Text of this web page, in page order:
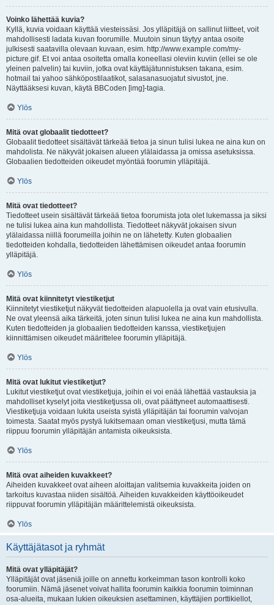
Voinko lähettää kuvia?
Kyllä, kuvia voidaan käyttää viesteissäsi. Jos ylläpitäjä on sallinut liitteet, voit
mahdollisesti ladata kuvan foorumille. Muutoin sinun täytyy antaa osoite
julkisesti saatavilla olevaan kuvaan, esim. http://www.example.com/my-
picture.gif. Et voi antaa osoitetta omalla koneellasi oleviin kuviin (ellei se ole
yleinen palvelin) tai kuviin, jotka ovat käyttäjätunnistuksen takana, esim.
hotmail tai yahoo sähköpostilaatikot, salasanasuojatut sivustot, jne.
Näyttääksesi kuvan, käytä BBCoden [img]-tagia.
Ylös
Mitä ovat globaalit tiedotteet?
Globaalit tiedotteet sisältävät tärkeää tietoa ja sinun tulisi lukea ne aina kun on
mahdolista. Ne näkyvät jokaisen alueen ylälaidassa ja omissa asetuksissa.
Globaalien tiedotteiden oikeudet myöntää foorumin ylläpitäjä.
Ylös
Mitä ovat tiedotteet?
Tiedotteet usein sisältävät tärkeää tietoa foorumista jota olet lukemassa ja siksi
ne tulisi lukea aina kun mahdollista. Tiedotteet näkyvät jokaisen sivun
ylälaidassa niillä foorumeilla joihin ne on lähetetty. Kuten globaalien
tiedotteiden kohdalla, tiedotteiden lähettämisen oikeudet antaa foorumin
ylläpitäjä.
Ylös
Mitä ovat kiinnitetyt viestiketjut
Kiinnitetyt viestiketjut näkyvät tiedotteiden alapuolella ja ovat vain etusivulla.
Ne ovat yleensä aika tärkeitä, joten sinun tulisi lukea ne aina kun mahdollista.
Kuten tiedotteiden ja globaalien tiedotteiden kanssa, viestiketjujen
kiinnittämisen oikeudet määrittelee foorumin ylläpitäjä.
Ylös
Mitä ovat lukitut viestiketjut?
Lukitut viestiketjut ovat viestiketjuja, joihin ei voi enää lähettää vastauksia ja
mahdolliset kyselyt joita viestiketjussa oli, ovat päättyneet automaattisesti.
Viestiketjuja voidaan lukita useista syistä ylläpitäjän tai foorumin valvojan
toimesta. Saatat myös pystyä lukitsemaan oman viestiketjusi, mutta tämä
riippuu foorumin ylläpitäjän antamista oikeuksista.
Ylös
Mitä ovat aiheiden kuvakkeet?
Aiheiden kuvakkeet ovat aiheen aloittajan valitsemia kuvakkeita joiden on
tarkoitus kuvastaa niiden sisältöä. Aiheiden kuvakkeiden käyttöoikeudet
riippuvat foorumin ylläpitäjän määrittelemistä oikeuksista.
Ylös
Käyttäjätasot ja ryhmät
Mitä ovat ylläpitäjät?
Ylläpitäjät ovat jäseniä joille on annettu korkeimman tason kontrolli koko
foorumiin. Nämä jäsenet voivat hallita foorumin kaikkia foorumin toiminnan
osa-alueita, mukaan lukien oikeuksien asettaminen, käyttäjien porttikiellot,